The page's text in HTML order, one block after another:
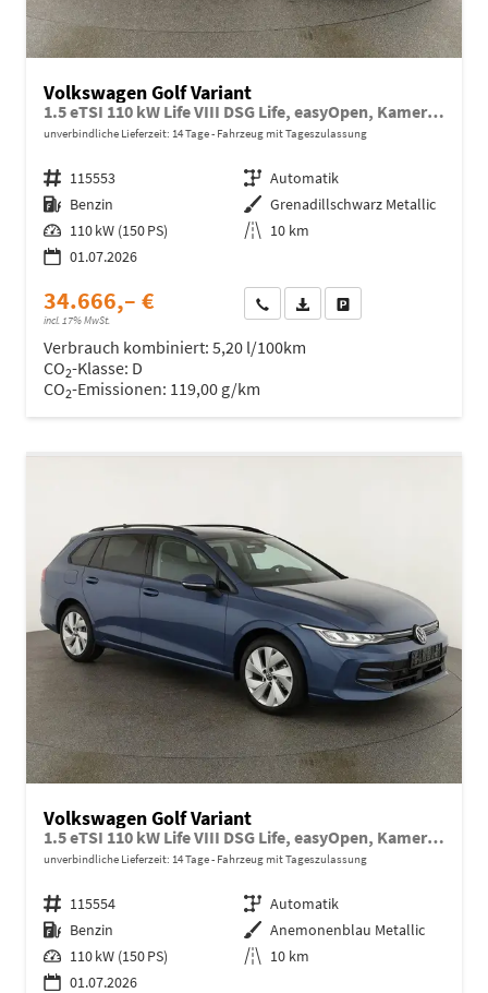
Volkswagen Golf Variant
1.5 eTSI 110 kW Life VIII DSG Life, easyOpen, Kamera, LED, Side, Winter, 3 J.-Garantie
unverbindliche Lieferzeit: 14 Tage Fahrzeug mit Tageszulassung
Fahrzeugnr. 115553 Getriebe Automatik
Kraftstoff Benzin Außenfarbe Grenadillschwarz Metallic
Leistung 110 kW (150 PS) Kilometerstand 10 km
01.07.2026
34.666,– €
incl. 17% MwSt.
Wir rufen Sie anFahrzeugexposé (PDF)
Verbrauch kombiniert: 5,20 l/100km
CO2-Klasse: D
CO2-Emissionen: 119,00 g/km
Volkswagen Golf Variant
1.5 eTSI 110 kW Life VIII DSG Life, easyOpen, Kamera, LED, Side, Winter, 3 J.-Garantie
unverbindliche Lieferzeit: 14 Tage Fahrzeug mit Tageszulassung
Fahrzeugnr. 115554 Getriebe Automatik
Kraftstoff Benzin Außenfarbe Anemonenblau Metallic
Leistung 110 kW (150 PS) Kilometerstand 10 km
01.07.2026